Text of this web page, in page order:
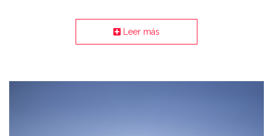
Leer más